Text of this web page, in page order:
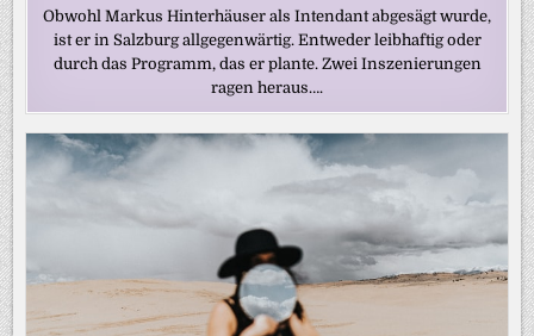
Obwohl Markus Hinterhäuser als Intendant abgesägt wurde,
ist er in Salzburg allgegenwärtig. Entweder leibhaftig oder
durch das Programm, das er plante. Zwei Inszenierungen
ragen heraus….